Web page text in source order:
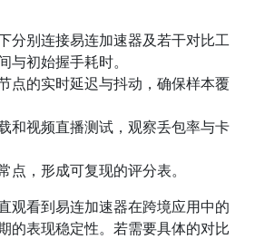
分别连接易连加速器及若干对比工
与初始握手耗时。
点的实时延迟与抖动，确保样本覆
和视频直播测试，观察丢包率与卡
点，形成可复现的评分表。
观看到易连加速器在跨境应用中的
的表现稳定性。若需要具体的对比